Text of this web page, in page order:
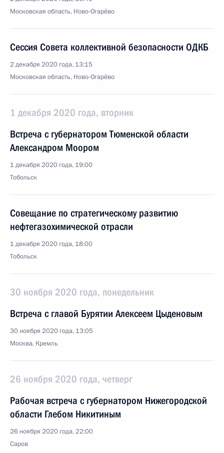
Московская область, Ново-Огарёво
Сессия Совета коллективной безопасности ОДКБ
2 декабря 2020 года, 13:15
Московская область, Ново-Огарёво
1 декабря 2020 года, вторник
Встреча с губернатором Тюменской области
Александром Моором
1 декабря 2020 года, 19:00
Тобольск
Совещание по стратегическому развитию
нефтегазохимической отрасли
1 декабря 2020 года, 18:00
Тобольск
30 ноября 2020 года, понедельник
Встреча с главой Бурятии Алексеем Цыденовым
30 ноября 2020 года, 13:05
Москва, Кремль
26 ноября 2020 года, четверг
Рабочая встреча с губернатором Нижегородской
области Глебом Никитиным
26 ноября 2020 года, 22:00
Саров